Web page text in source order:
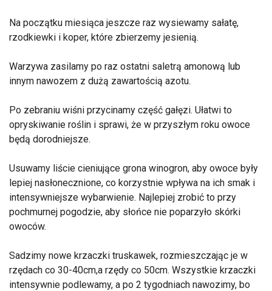
Na początku miesiąca jeszcze raz wysiewamy sałatę,
rzodkiewki i koper, które zbierzemy jesienią.
Warzywa zasilamy po raz ostatni saletrą amonową lub
innym nawozem z dużą zawartością azotu.
Po zebraniu wiśni przycinamy część gałęzi. Ułatwi to
opryskiwanie roślin i sprawi, że w przyszłym roku owoce
będą dorodniejsze.
Usuwamy liście cieniujące grona winogron, aby owoce były
lepiej nasłonecznione, co korzystnie wpływa na ich smak i
intensywniejsze wybarwienie. Najlepiej zrobić to przy
pochmurnej pogodzie, aby słońce nie poparzyło skórki
owoców.
Sadzimy nowe krzaczki truskawek, rozmieszczając je w
rzędach co 30-40cm,a rzędy co 50cm. Wszystkie krzaczki
intensywnie podlewamy, a po 2 tygodniach nawozimy, bo